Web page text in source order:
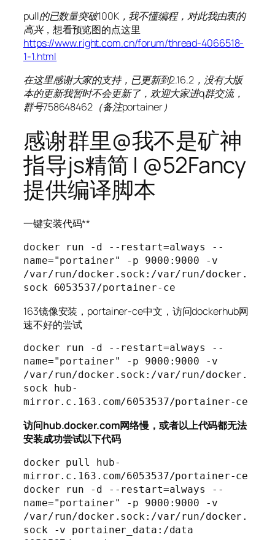
pull的已数量突破100K，我不懂编程，对此我由衷的
高兴，想看预览图的点这里
https://www.right.com.cn/forum/thread-4066518-
1-1.html
在这里感谢大家的支持，已更新到2.16.2，没有大版
本的更新我暂时不会更新了，欢迎大家进q群交流，
群号758648462（备注portainer）
感谢群里@我不是矿神
指导js精简 | @52Fancy
提供编译脚本
一键安装代码**
docker run -d --restart=always --
name="portainer" -p 9000:9000 -v
/var/run/docker.sock:/var/run/docker.
163镜像安装，portainer-ce中文，访问dockerhub网
速不好的尝试
docker run -d --restart=always --
name="portainer" -p 9000:9000 -v
/var/run/docker.sock:/var/run/docker.
sock hub-
访问hub.docker.com网络慢，或者以上代码都无法
安装成功尝试以下代码
docker pull hub-
mirror.c.163.com/6053537/portainer-ce
docker run -d --restart=always --
name="portainer" -p 9000:9000 -v
/var/run/docker.sock:/var/run/docker.
sock -v portainer_data:/data